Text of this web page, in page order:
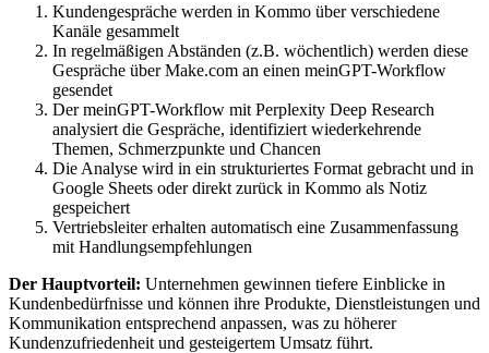
Kundengespräche werden in Kommo über verschiedene
Kanäle gesammelt
In regelmäßigen Abständen (z.B. wöchentlich) werden diese
Gespräche über Make.com an einen meinGPT-Workflow
gesendet
Der meinGPT-Workflow mit Perplexity Deep Research
analysiert die Gespräche, identifiziert wiederkehrende
Themen, Schmerzpunkte und Chancen
Die Analyse wird in ein strukturiertes Format gebracht und in
Google Sheets oder direkt zurück in Kommo als Notiz
gespeichert
Vertriebsleiter erhalten automatisch eine Zusammenfassung
mit Handlungsempfehlungen
Der Hauptvorteil: Unternehmen gewinnen tiefere Einblicke in
Kundenbedürfnisse und können ihre Produkte, Dienstleistungen und
Kommunikation entsprechend anpassen, was zu höherer
Kundenzufriedenheit und gesteigertem Umsatz führt.